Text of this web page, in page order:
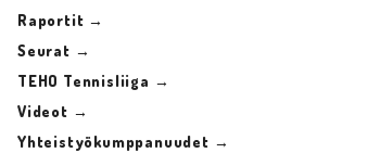
Raportit →
Seurat →
TEHO Tennisliiga →
Videot →
Yhteistyökumppanuudet →